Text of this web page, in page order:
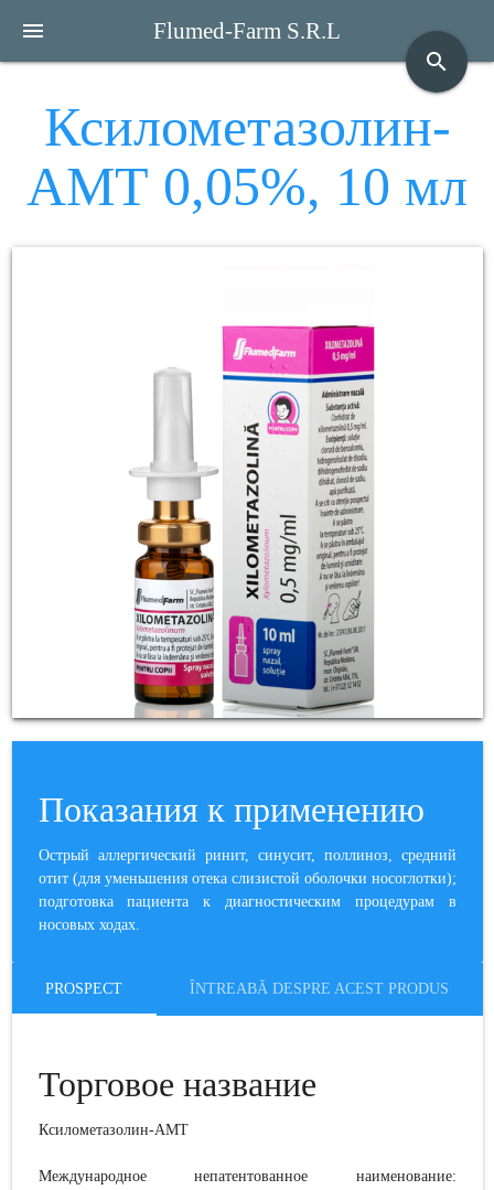
menu
Flumed-Farm S.R.L
search
Ксилометазолин-
АМТ 0,05%, 10 мл
Показания к применению
Острый аллергический ринит, синусит, поллиноз, средний
отит (для уменьшения отека слизистой оболочки носоглотки);
подготовка пациента к диагностическим процедурам в
носовых ходах.
PROSPECT ÎNTREABĂ DESPRE ACEST PRODUS
Торговое название
Ксилометазолин-AMT
Международное непатентованное наименование: